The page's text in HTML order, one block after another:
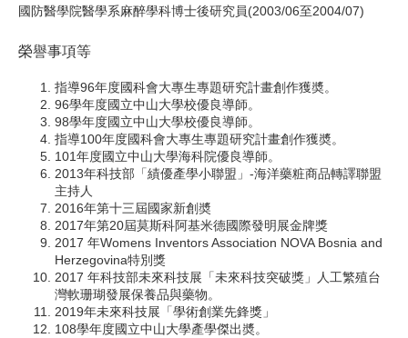
國防醫學院醫學系麻醉學科博士後研究員(2003/06至2004/07)
榮譽事項等
指導96年度國科會大專生專題研究計畫創作獲奬。
96學年度國立中山大學校優良導師。
98學年度國立中山大學校優良導師。
指導100年度國科會大專生專題研究計畫創作獲奬。
101年度國立中山大學海科院優良導師。
2013年科技部「績優產學小聯盟」-海洋藥粧商品轉譯聯盟
主持人
2016年第十三屆國家新創奬
2017年第20屆莫斯科阿基米德國際發明展金牌獎
2017 年Womens Inventors Association NOVA Bosnia and
Herzegovina特別獎
2017 年科技部未來科技展「未來科技突破獎」人工繁殖台
灣軟珊瑚發展保養品與藥物。
2019年未來科技展「學術創業先鋒獎」
108學年度國立中山大學產學傑出奬。